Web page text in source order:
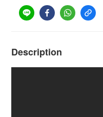
Description